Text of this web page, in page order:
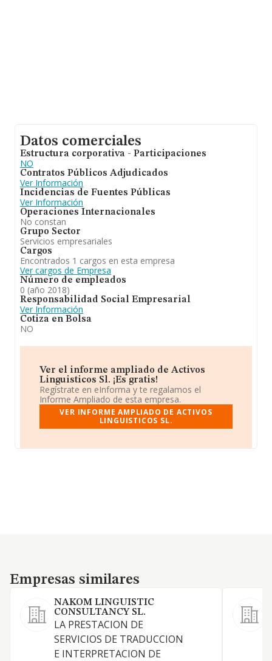
Datos comerciales
Estructura corporativa - Participaciones
NO
Contratos Públicos Adjudicados
Ver Información
Incidencias de Fuentes Públicas
Ver Información
Operaciones Internacionales
No constan
Grupo Sector
Servicios empresariales
Cargos
Encontrados 1 cargos en esta empresa
Ver cargos de Empresa
Número de empleados
0 (año 2018)
Responsabilidad Social Empresarial
Ver Información
Cotiza en Bolsa
NO
Ver el informe ampliado de Activos
Linguisticos Sl. ¡Es gratis!
Regístrate en eInforma y te regalamos el
Informe Ampliado de esta empresa.
VER INFORME AMPLIADO DE ACTIVOS
LINGUISTICOS SL.
Empresas similares
Empresas similares
NAKOM LINGUISTIC
CONSULTANCY SL.
LA PRESTACION DE
SERVICIOS DE TRADUCCION
E INTERPRETACION DE